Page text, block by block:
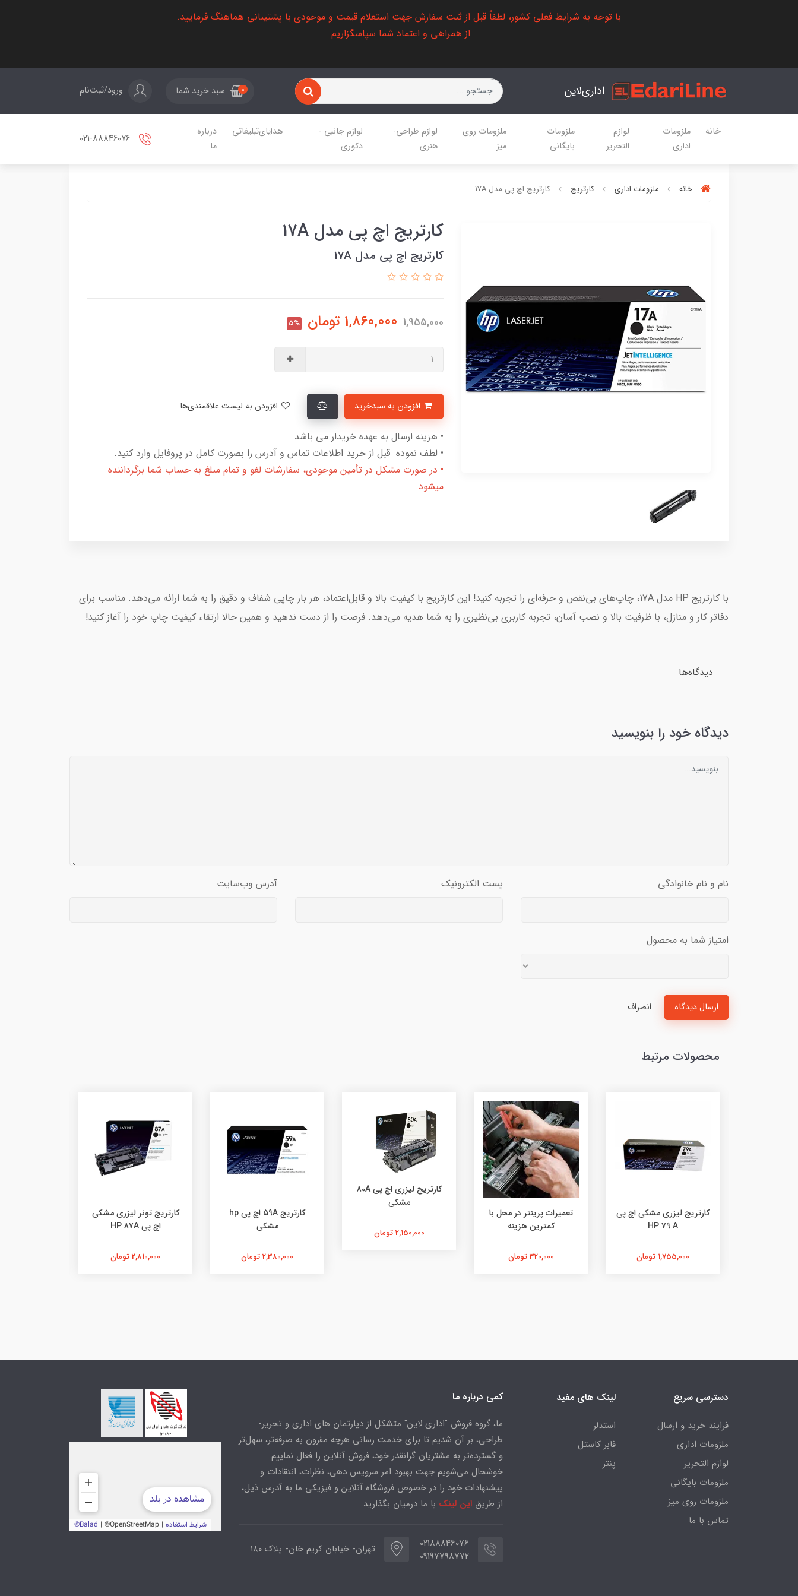
با توجه به شرایط فعلی کشور، لطفاً قبل از ثبت سفارش جهت استعلام قیمت و موجودی با پشتیبانی هماهنگ فرمایید.
از همراهی و اعتماد شما سپاسگزاریم.
اداری‌لاین 0 سبد خرید شما ورود/ثبت‌نام
خانه
ملزومات
اداری
لوازم
التحریر
ملزومات
بایگانی
ملزومات روی
میز
لوازم طراحی-
هنری
لوازم جانبی -
دکوری
هدایای‌تبلیغاتی
درباره
ما
خانه ملزومات اداری کارتریج کارتریج اچ پی مدل 17A
کارتریج اچ پی مدل 17A
کارتریج اچ پی مدل 17A
1,955,000
1,860,000 تومان 5%
• هزینه ارسال به عهده خریدار می باشد.
• لطف نموده قبل از خرید اطلاعات تماس و آدرس را بصورت کامل در پروفایل وارد کنید.
• در صورت مشکل در تأمین موجودی، سفارشات لغو و تمام مبلغ به حساب شما برگرداننده
میشود.
با کارتریج HP مدل 17A، چاپ‌های بی‌نقص و حرفه‌ای را تجربه کنید! این کارتریج با کیفیت بالا و قابل‌اعتماد، هر بار چاپی شفاف و دقیق را به شما ارائه می‌دهد. مناسب برای
دفاتر کار و منازل، با ظرفیت بالا و نصب آسان، تجربه کاربری بی‌نظیری را به شما هدیه می‌دهد. فرصت را از دست ندهید و همین حالا ارتقاء کیفیت چاپ خود را آغاز کنید!
دیدگاه‌ها
دیدگاه خود را بنویسید
نام و نام خانوادگی پست الکترونیک آدرس وب‌سایت
امتیاز شما به محصول
ارسال دیدگاه انصراف
محصولات مرتبط
کارتریج لیزری مشکی اچ پی
HP 79 A
1,755,000 تومان
تعمیرات پرینتر در محل با
کمترین هزینه
320,000 تومان
کارتریج لیزری اچ پی 80A
مشکی
2,150,000 تومان
کارتریج 59A اچ پی hp
مشکی
2,380,000 تومان
کارتریج تونر لیزری مشکی
اچ پی HP 87A
2,810,000 تومان
دسترسی سریع
فرایند خرید و ارسال
ملزومات اداری
لوازم التحریر
ملزومات بایگانی
ملزومات روی میز
تماس با ما
لینک های مفید
استدلر
فابر کاستل
پنتر
کمی درباره ما
ما، گروه فروش "اداری لاین" متشکل از دپارتمان های اداری و تحریر-
طراحی، بر آن شدیم تا برای خدمت رسانی هرچه مقرون به صرفه‌تر، سهل‌تر
و گسترده‌تر به مشتریان گرانقدر خود، فروش آنلاین را فعال نماییم.
خوشحال می‌شویم جهت بهبود امر سرویس دهی، نظرات، انتقادات و
پیشنهادات خود را در خصوص فروشگاه آنلاین و فیزیکی ما به آدرس ذیل،
از طریق این لینک با ما درمیان بگذارید.
02188846076
09197798772
تهران- خیابان کریم خان- پلاک ۱۸۰